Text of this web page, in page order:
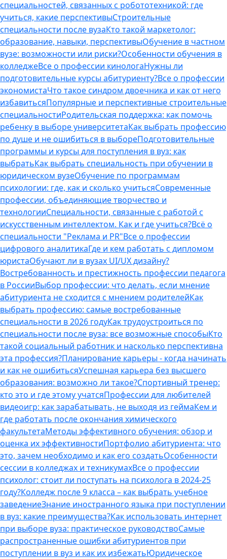
специальностей, связанных с робототехникой: где
учиться, какие перспективыСтроительные
специальности после вузаКто такой маркетолог:
образование, навыки, перспективыОбучение в частном
вузе: возможности или риски?Особенности обучения в
колледжеВсе о профессии кинологаНужны ли
подготовительные курсы абитуриенту?Все о профессии
экономистаЧто такое синдром двоечника и как от него
избавитьсяПопулярные и перспективные строительные
специальностиРодительская поддержка: как помочь
ребенку в выборе университетаКак выбрать профессию
по душе и не ошибиться в выбореПодготовительные
программы и курсы для поступления в вуз: как
выбратьКак выбрать специальность при обучении в
юридическом вузеОбучение по программам
психологии: где, как и сколько учитьсяСовременные
профессии, объединяющие творчество и
технологииСпециальности, связанные с работой с
искусственным интеллектом. Как и где учиться?Всё о
специальности "Реклама и PR"Все о профессии
цифрового аналитикаГде и кем работать с дипломом
юристаОбучают ли в вузах UI/UX дизайну?
Востребованность и престижность профессии педагога
в РоссииВыбор профессии: что делать, если мнение
абитуриента не сходится с мнением родителейКак
выбрать профессию: самые востребованные
специальности в 2026 годуКак трудоустроиться по
специальности после вуза: все возможные способыКто
такой социальный работник и насколько перспективна
эта профессия?Планирование карьеры - когда начинать
и как не ошибитьсяУспешная карьера без высшего
образования: возможно ли такое?Спортивный тренер:
кто это и где этому учатсяПрофессии для любителей
видеоигр: как зарабатывать, не выходя из геймаКем и
где работать после окончания химического
факультетаМетоды эффективного обучения: обзор и
оценка их эффективностиПортфолио абитуриента: что
это, зачем необходимо и как его создатьОсобенности
сессии в колледжах и техникумахВсе о профессии
психолог: стоит ли поступать на психолога в 2024-25
году?Колледж после 9 класса – как выбрать учебное
заведениеЗнание иностранного языка при поступлении
в вуз: какие преимущества?Как использовать интернет
при выборе вуза: практическое руководствоСамые
распространенные ошибки абитуриентов при
поступлении в вуз и как их избежатьЮридическое